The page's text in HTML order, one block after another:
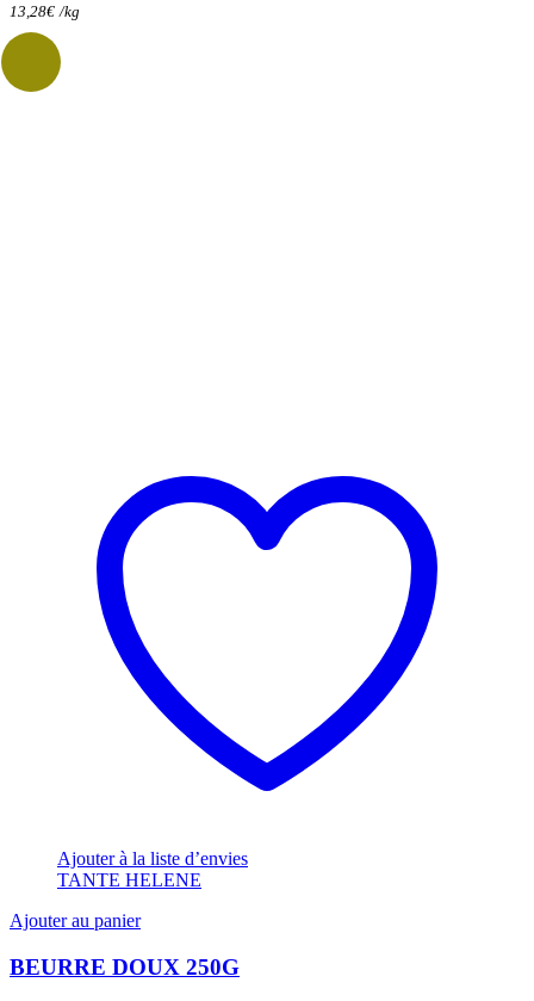
13,28€ /kg
Ajouter à la liste d’envies
TANTE HELENE
Ajouter au panier
BEURRE DOUX 250G